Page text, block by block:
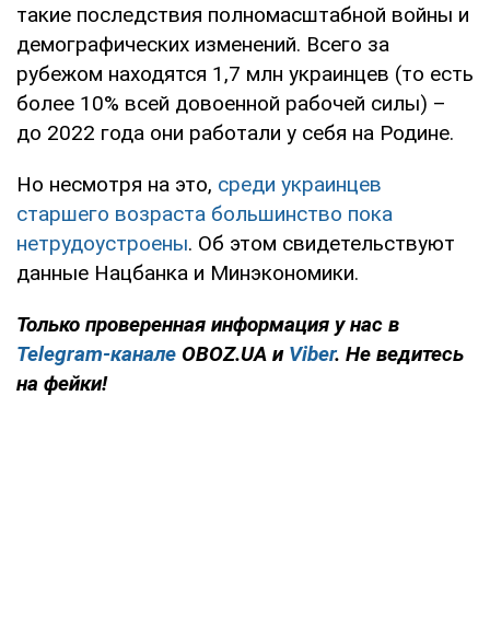
такие последствия полномасштабной войны и
демографических изменений. Всего за
рубежом находятся 1,7 млн украинцев (то есть
более 10% всей довоенной рабочей силы) –
до 2022 года они работали у себя на Родине.
Но несмотря на это, среди украинцев
старшего возраста большинство пока
нетрудоустроены. Об этом свидетельствуют
данные Нацбанка и Минэкономики.
Только проверенная информация у нас в
Telegram-канале OBOZ.UA и Viber. Не ведитесь
на фейки!